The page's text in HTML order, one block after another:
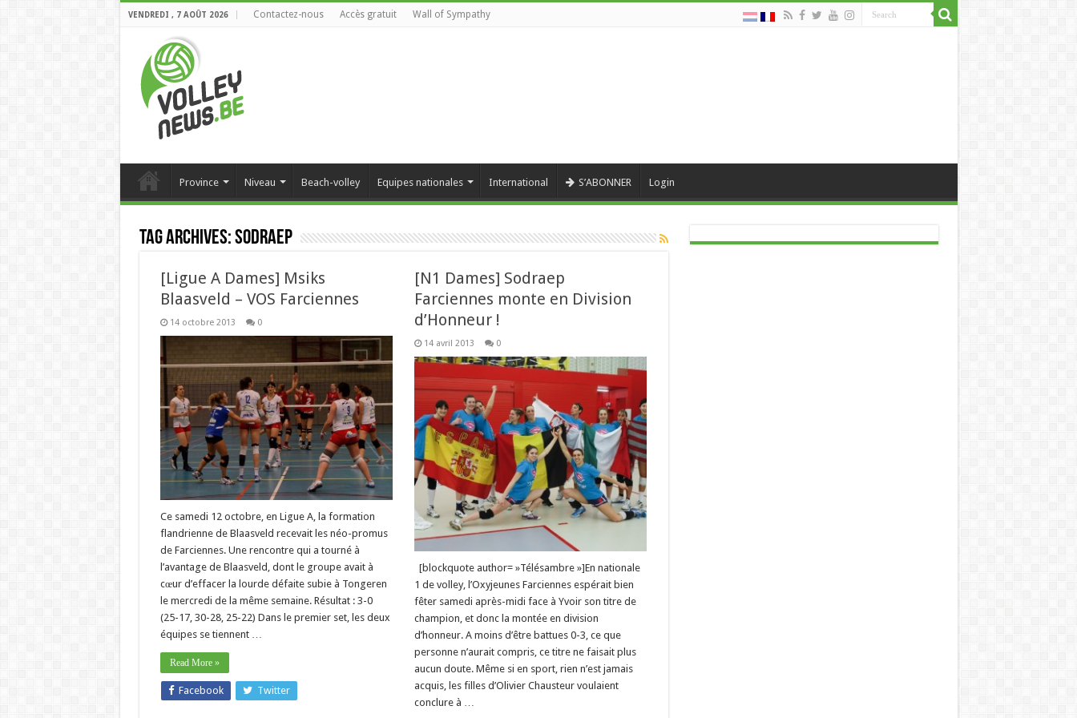
VENDREDI , 7 AOÛT 2026 Contactez-nous Accès gratuit Wall of Sympathy
Province Niveau Beach-volley Equipes nationales International S’ABONNER Login
Tag Archives:sodraep
[Ligue A Dames] Msiks
Blaasveld – VOS Farciennes
14 octobre 2013 0
Ce samedi 12 octobre, en Ligue A, la formation
flandrienne de Blaasveld recevait les néo-promus
de Farciennes. Une rencontre qui a tourné à
l’avantage de Blaasveld, dont le groupe avait à
cœur d’effacer la lourde défaite subie à Tongeren
le mercredi de la même semaine. Résultat : 3-0
(25-17, 30-28, 25-22) Dans le premier set, les deux
équipes se tiennent …
Read More »
Facebook Twitter
[N1 Dames] Sodraep
Farciennes monte en Division
d’Honneur !
14 avril 2013 0
[blockquote author= »Télésambre »]En nationale
1 de volley, l’Oxyjeunes Farciennes espérait bien
fêter samedi après-midi face à Yvoir son titre de
champion, et donc la montée en division
d’honneur. A moins d’être battues 0-3, ce que
personne n’aurait compris, ce titre ne faisait plus
aucun doute. Même si en sport, rien n’est jamais
acquis, les filles d’Olivier Chausteur voulaient
conclure à …